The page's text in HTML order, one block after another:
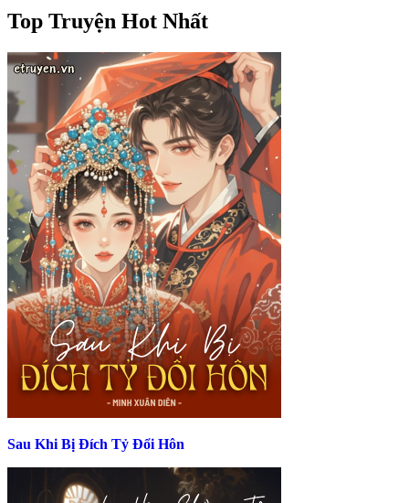
Top Truyện Hot Nhất
Sau Khi Bị Đích Tỷ Đổi Hôn